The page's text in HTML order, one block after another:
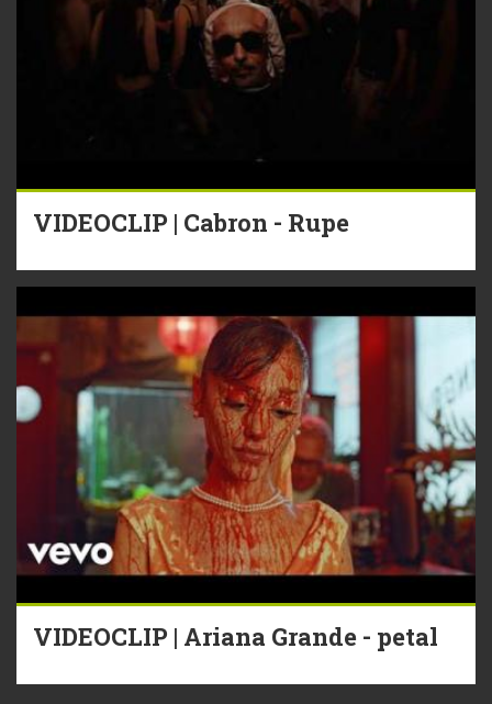
VIDEOCLIP | Cabron - Rupe
VIDEOCLIP | Ariana Grande - petal